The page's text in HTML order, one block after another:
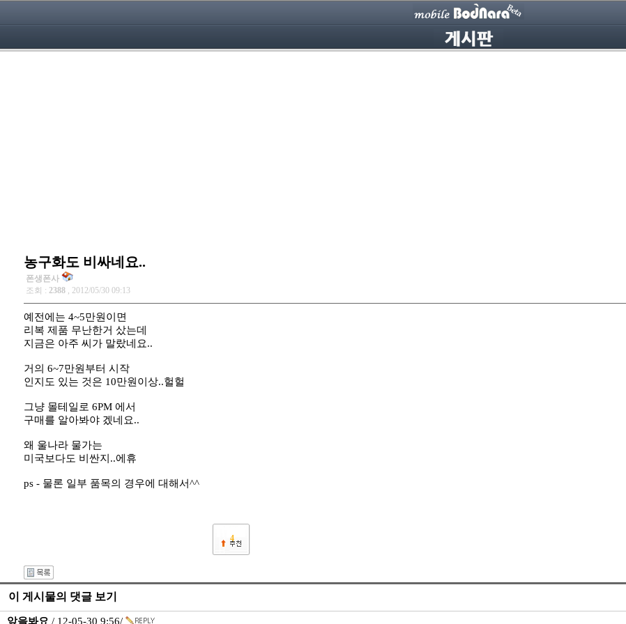
농구화도 비싸네요..
폰생폰사
조회 : 2388 , 2012/05/30 09:13
예전에는 4~5만원이면
리복 제품 무난한거 샀는데
지금은 아주 씨가 말랐네요..
거의 6~7만원부터 시작
인지도 있는 것은 10만원이상..헐헐
그냥 몰테일로 6PM 에서
구매를 알아봐야 겠네요..
왜 울나라 물가는
미국보다도 비싼지..에휴
ps - 물론 일부 품목의 경우에 대해서^^
4
이 게시물의 댓글 보기
앞을봐요 / 12-05-30 9:56/